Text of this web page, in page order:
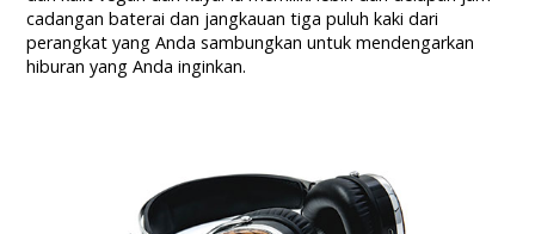
cadangan baterai dan jangkauan tiga puluh kaki dari
perangkat yang Anda sambungkan untuk mendengarkan
hiburan yang Anda inginkan.